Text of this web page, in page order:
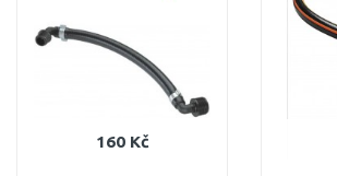
160 Kč